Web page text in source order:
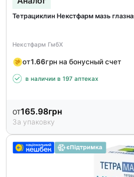
Тетрациклин Некстфарм мазь
Некстфарм ГмбХ
от1.66грн на бонусный счет
в наличии в 197 аптеках
от165.98грн
За упаковку